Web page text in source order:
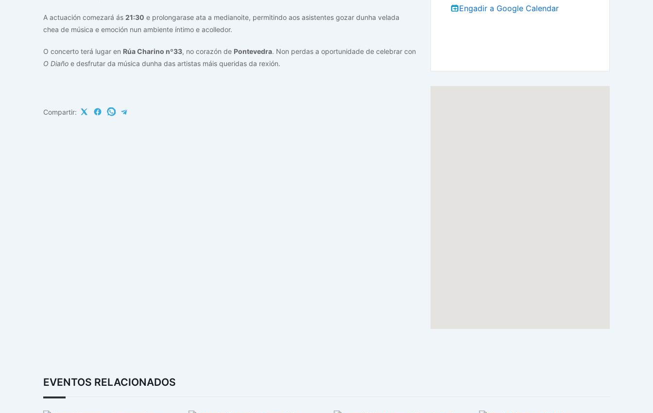
A actuación comezará ás 21:30 e prolongarase ata a medianoite, permitindo aos asistentes gozar dunha velada
chea de música e emoción nun ambiente íntimo e acolledor.
O concerto terá lugar en Rúa Charino nº33, no corazón de Pontevedra. Non perdas a oportunidade de celebrar con
O Diaño e desfrutar da música dunha das artistas máis queridas da rexión.
Compartir:
Engadir a Google Calendar
EVENTOS RELACIONADOS